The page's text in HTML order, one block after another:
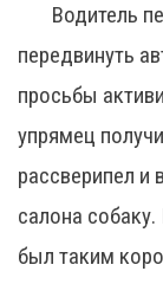
Водитель
передвинуть
просьбы
упрямец
рассверипел и
салона
был таким